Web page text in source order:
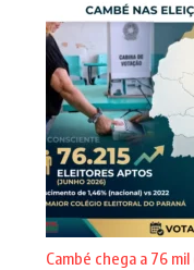
Cambé chega a 76